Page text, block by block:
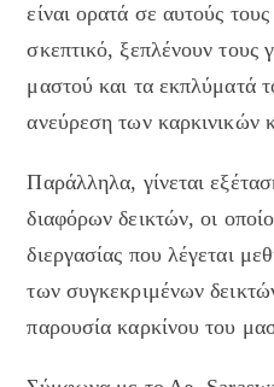
είναι ορατά σε αυτούς
σκεπτικό, ξεπλένουν τους
μαστού και τα εκπλύματά
ανεύρεση των καρκινικών
Παράλληλα, γίνεται
διαφόρων δεικτών, οι
διεργασίας που λέγεται
των συγκεκριμένων
παρουσία καρκίνου του